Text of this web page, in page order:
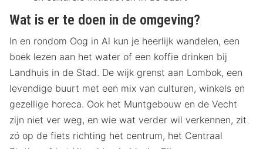
Wat is er te doen in de omgeving?
In en rondom Oog in Al kun je heerlijk wandelen, een
boek lezen aan het water of een koffie drinken bij
Landhuis in de Stad. De wijk grenst aan Lombok, een
levendige buurt met een mix van culturen, winkels en
gezellige horeca. Ook het Muntgebouw en de Vecht
zijn niet ver weg, en wie wat verder wil verkennen, zit
zó op de fiets richting het centrum, het Centraal